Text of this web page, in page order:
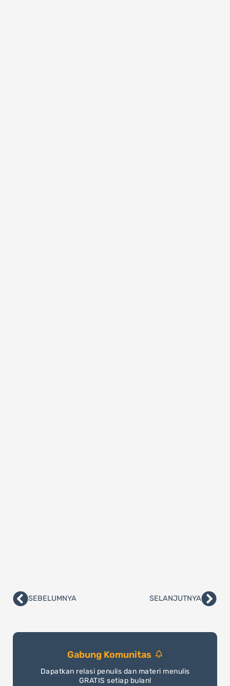
PrevSEBELUMNYA SELANJUTNYA
Gabung Komunitas
Dapatkan relasi penulis dan materi menulis
GRATIS setiap bulan!